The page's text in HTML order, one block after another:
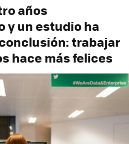
años
y un estudio ha
trabajar
hace más felices